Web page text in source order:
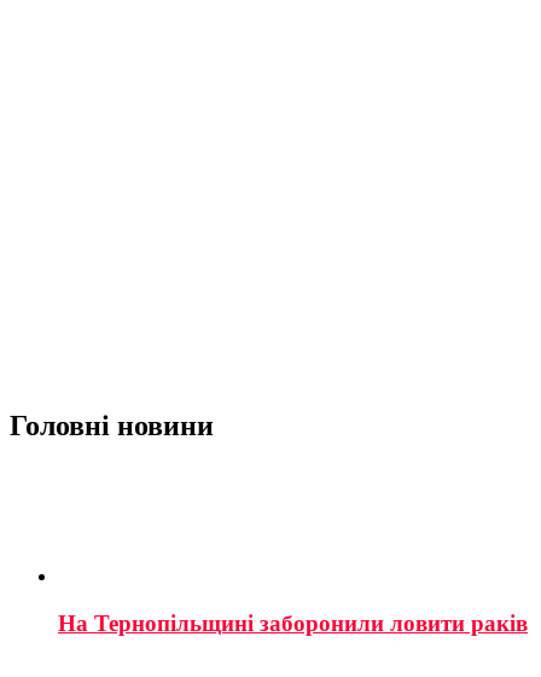
Головні новини
На Тернопільщині заборонили ловити раків